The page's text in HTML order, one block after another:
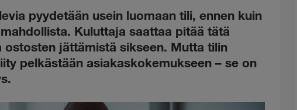
pyydetään usein luomaan tili, ennen kuin
Kuluttaja saattaa pitää tätä
ostosten jättämistä sikseen. Mutta tilin
pelkästään asiakaskokemukseen – se on